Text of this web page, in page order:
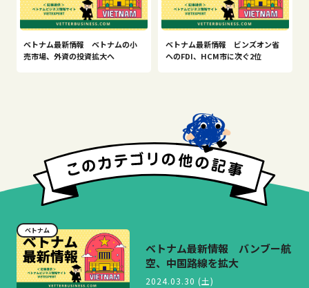
ベトナム最新情報 ベトナムの小
売市場、外資の投資拡大へ
ベトナム最新情報 ビンズオン省
へのFDI、HCM市に次ぐ2位
ベトナム
ベトナム最新情報 バンブー航
空、中国路線を拡大
2024.03.30 (土)